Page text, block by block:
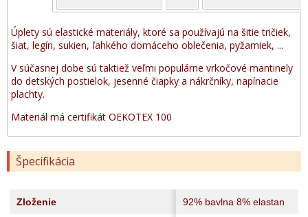
Úplety sú elastické materiály, ktoré sa používajú na šitie tričiek,
šiat, legín, sukien, ľahkého domáceho oblečenia, pyžamiek, ...
V súčasnej dobe sú taktiež veľmi populárne vrkočové mantinely
do detských postielok, jesenné čiapky a nákrčníky, napínacie
plachty.
Materiál má certifikát OEKOTEX 100
Špecifikácia
Zloženie 92% bavlna 8% elastan